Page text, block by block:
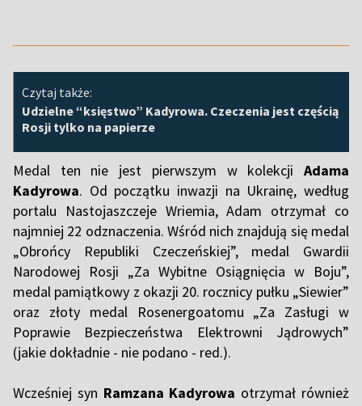
Czytaj także:
Udzielne “księstwo” Kadyrowa. Czeczenia jest częścią
Rosji tylko na papierze
Medal ten nie jest pierwszym w kolekcji Adama
Kadyrowa. Od początku inwazji na Ukrainę, według
portalu Nastojaszczeje Wriemia, Adam otrzymał co
najmniej 22 odznaczenia. Wśród nich znajdują się medal
„Obrońcy Republiki Czeczeńskiej”, medal Gwardii
Narodowej Rosji „Za Wybitne Osiągnięcia w Boju”,
medal pamiątkowy z okazji 20. rocznicy pułku „Siewier”
oraz złoty medal Rosenergoatomu „Za Zasługi w
Poprawie Bezpieczeństwa Elektrowni Jądrowych”
(jakie dokładnie - nie podano - red.).
Wcześniej syn Ramzana Kadyrowa otrzymał również